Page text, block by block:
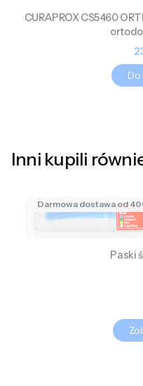
CURAPROX CS5460
Do
Inni kupili
Paski